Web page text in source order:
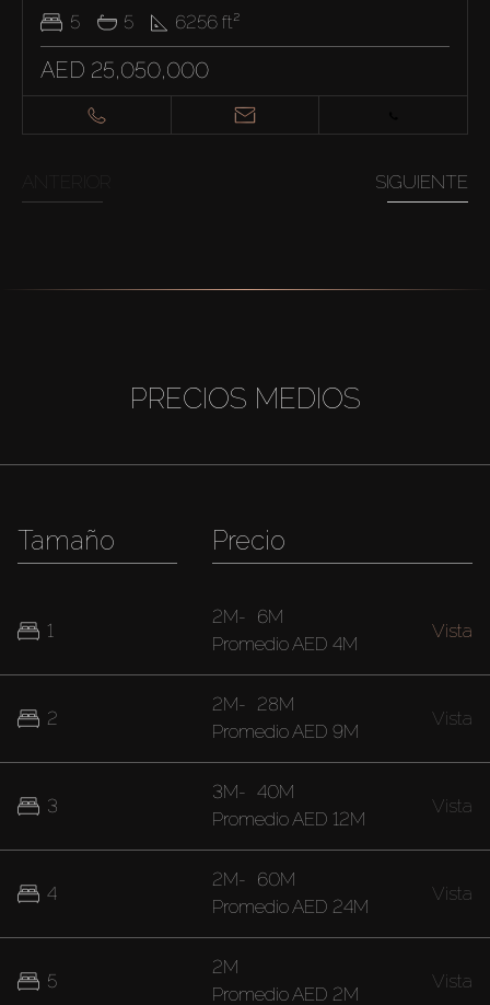
5
5 6256 ft²
AED 25,050,000
SIGUIENTE
PRECIOS MEDIOS
Tamaño
1
2
3
4
5
Precio
2M- 6M
PromedioAED 4M
Vista
2M- 28M
PromedioAED 9M
Vista
3M- 40M
PromedioAED 12M
Vista
2M- 60M
PromedioAED 24M
Vista
2M
PromedioAED 2M
Vista